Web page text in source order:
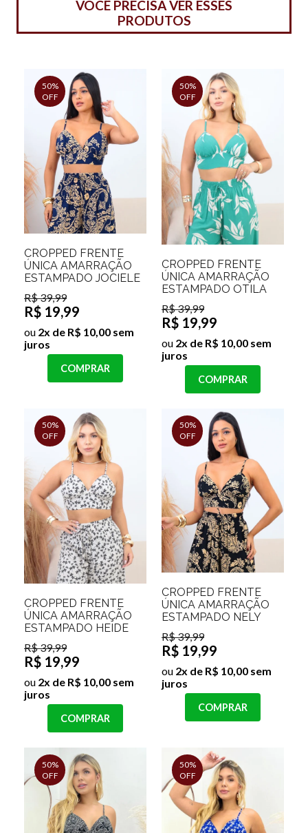
VOCÊ PRECISA VER ESSES
PRODUTOS
50%
OFF
CROPPED FRENTE
ÚNICA AMARRAÇÃO
ESTAMPADO JOCIELE
R$ 39,99
R$ 19,99
ou 2x de R$ 10,00 sem
juros
COMPRAR
50%
OFF
CROPPED FRENTE
ÚNICA AMARRAÇÃO
ESTAMPADO OTILA
R$ 39,99
R$ 19,99
ou 2x de R$ 10,00 sem
juros
COMPRAR
50%
OFF
CROPPED FRENTE
ÚNICA AMARRAÇÃO
ESTAMPADO HEIDE
R$ 39,99
R$ 19,99
ou 2x de R$ 10,00 sem
juros
COMPRAR
50%
OFF
CROPPED FRENTE
ÚNICA AMARRAÇÃO
ESTAMPADO NELY
R$ 39,99
R$ 19,99
ou 2x de R$ 10,00 sem
juros
COMPRAR
50%
OFF
50%
OFF